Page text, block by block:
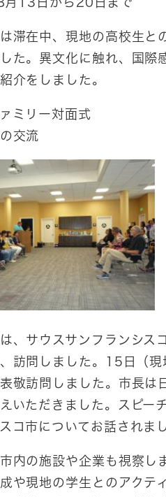
滞在中、現地の高校生と
た。異文化に触れ、国際
介をしました。
トファミ
交流
、サウスサンフランシス
訪問しました。15日（
表敬訪問しました。市長
いただきました。スピー
コ市についてお話されま
内の施設や企業も視察し
や現地の学生とのアクテ